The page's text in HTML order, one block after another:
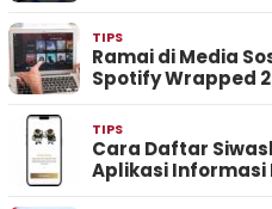
TIPS
Ramai di Media
Spotify Wrapped
TIPS
Cara Daftar
Aplikasi Informasi